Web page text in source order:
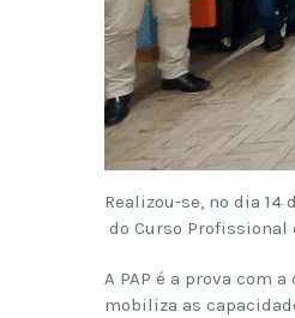
Realizou-se, no dia
do Curso Profissional
A PAP é a prova com
mobiliza as